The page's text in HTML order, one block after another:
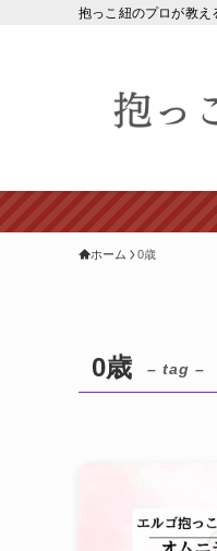
抱っこ紐のプロが教え
ホーム 0歳
0歳 – tag –